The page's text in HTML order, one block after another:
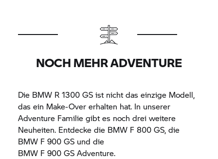
NOCH MEHR ADVENTURE
Die BMW R 1300 GS ist nicht das einzige Modell,
das ein Make-Over erhalten hat. In unserer
Adventure Familie gibt es noch drei weitere
Neuheiten. Entdecke die BMW F 800 GS, die
BMW F 900 GS und die
BMW F 900 GS Adventure.